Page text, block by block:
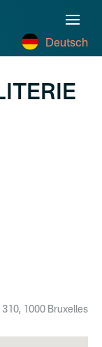
Deutsch
1000 Bruxelles